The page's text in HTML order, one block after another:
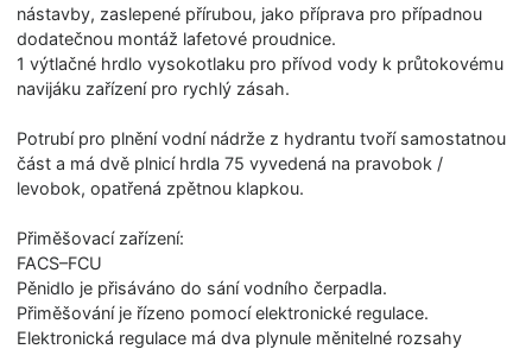
nástavby, zaslepené přírubou, jako příprava pro případnou
dodatečnou montáž lafetové proudnice.
1 výtlačné hrdlo vysokotlaku pro přívod vody k průtokovému
navijáku zařízení pro rychlý zásah.
Potrubí pro plnění vodní nádrže z hydrantu tvoří samostatnou
část a má dvě plnicí hrdla 75 vyvedená na pravobok /
levobok, opatřená zpětnou klapkou.
Přiměšovací zařízení:
FACS–FCU
Pěnidlo je přisáváno do sání vodního čerpadla.
Přiměšování je řízeno pomocí elektronické regulace.
Elektronická regulace má dva plynule měnitelné rozsahy